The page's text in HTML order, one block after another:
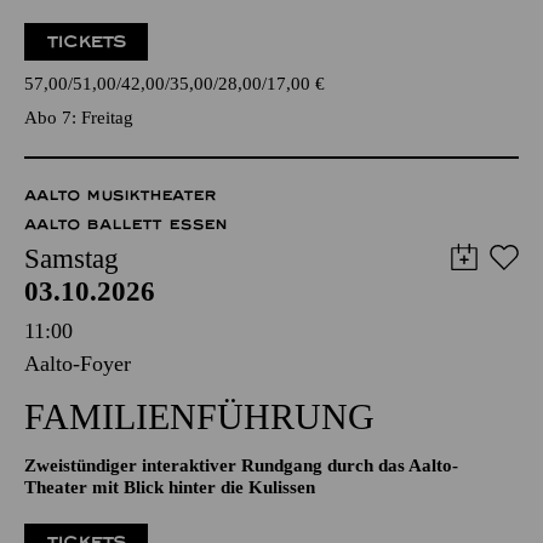
TICKETS
57,00 51,00 42,00 35,00 28,00 17,00 €
Abo 7: Freitag
AALTO MUSIKTHEATER
AALTO BALLETT ESSEN
Samstag
03.10.2026
11:00
Aalto-Foyer
FAMILIENFÜHRUNG
Zweistündiger interaktiver Rundgang durch das Aalto-
Theater mit Blick hinter die Kulissen